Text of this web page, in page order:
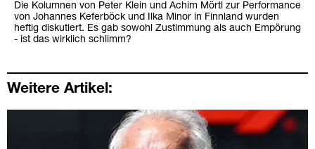
Die Kolumnen von Peter Klein und Achim Mörtl zur Performance
von Johannes Keferböck und Ilka Minor in Finnland wurden
heftig diskutiert. Es gab sowohl Zustimmung als auch Empörung
- ist das wirklich schlimm?
Weitere Artikel: